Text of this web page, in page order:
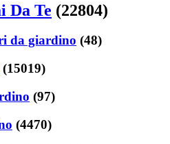
Da Te (22804)
da giardino (48)
(15019)
(97)
(4470)